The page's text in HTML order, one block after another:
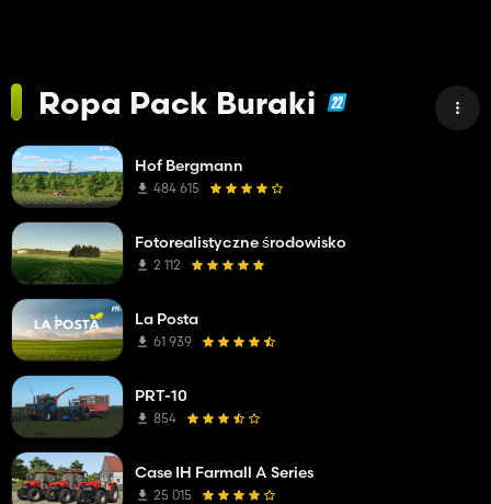
Ropa Pack Buraki
Hof Bergmann
484 615
Fotorealistyczne środowisko
2 112
La Posta
61 939
PRT-10
854
Case IH Farmall A Series
25 015